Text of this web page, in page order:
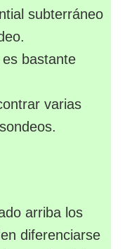
subterráneo
bastante
varias
arriba los
diferenciarse